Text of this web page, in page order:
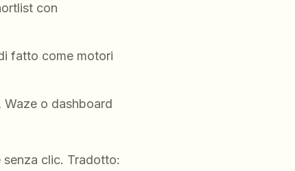
con
fatto come motori
o dashboard
clic. Tradotto: